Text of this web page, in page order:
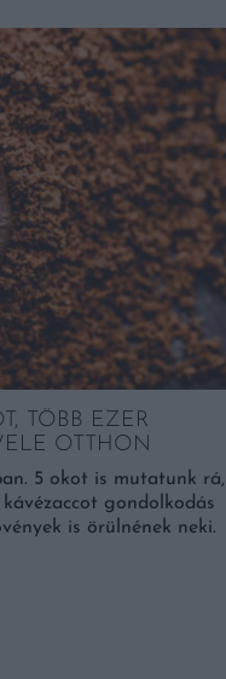
TÖBB EZER
OTTHON
5 okot is mutatunk rá,
gondolkodás
is örülnének neki.